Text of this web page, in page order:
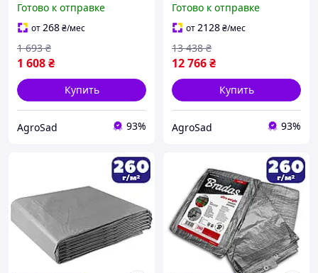
тарпаулиновый для
укрытия зерна и сена
универсальный
Готово к отправке
от268₴/мес
1 608₴
1 693 ₴
Купить
AgroSad 93%
тарпаулиновый для
укрытия зерна и сена
универсальный
Готово к отправке
от2128₴/мес
12 766₴
13 438 ₴
Купить
AgroSad 93%